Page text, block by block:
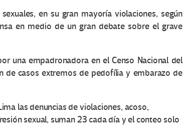
en su gran mayoría violaciones, según
en medio de un gran debate sobre el grave
una empadronadora en el Censo Nacional del
de casos extremos de pedofília y embarazo de
las denuncias de violaciones, acoso,
sexual, suman 23 cada día y el conteo solo